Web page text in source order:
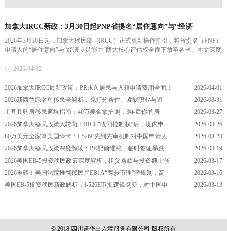
加拿大IRCC新政：3月30日起PNP省提名“居住意向”与“经济
2026年3月30日起，加拿大移民部（IRCC）正式更新操作指引，将省提名（PNP）
申请人的“居住意向”与“经济立足能力”两大核心评估权全面下放至各省。本文深度
请人在联邦审批阶段的主观拒签风险，提升整体移民...
2026-04-02
2026-04-01
2026加拿大IRCC最新政策：PR永久居民与入籍申请费用全面上
2026-03-31
2026新西兰绿名单移民全解析：免打分条件、紧缺职业与避
2026-03-27
土耳其购房移民避坑指南：40万美金拿护照，3年后你的房
2026-03-26
2026加拿大移民政策大转向：IRCC“收回控制权”后，境内申
2026-03-23
80万美元全家拿美国绿卡：I-526E先到先审机制对中国申请人
2026-03-19
2026加拿大移民政策深度解读：PR配额维稳，临时签证暴跌
2026-03-17
2026美国EB-5投资移民政策深度解析：祖父条款与投资额上涨
2026-03-16
2026重磅！美国法院推翻移民局EB1A“两步审理”潜规则，高
2026-03-13
美国EB-5投资移民新政解析：I-526E审批逻辑突变，对中国申
© 2018 四川诺华出入境服务有限公司 版权所有